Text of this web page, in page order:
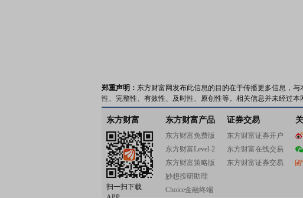
郑重声明： 东方财富网发布此信息的目的在于传播更多信息，
性、完整性、有效性、及时性、原创性等。相关信息并未经过
东方财富
扫一扫下载
东方财富产品
东方财富免费版
东方财富Level-2
东方财富策略版
妙想投研助理
Choice金融终端
证券交易
东方财富证券开户
东方财富在线交易
东方财富证券交易